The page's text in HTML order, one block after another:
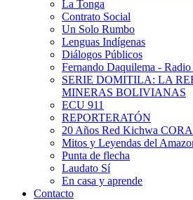
La Tonga
Contrato Social
Un Solo Rumbo
Lenguas Indígenas
Diálogos Públicos
Fernando Daquilema -
SERIE DOMITILA: LA
MINERAS BOLIVIANAS
ECU 911
REPORTERATÓN
20 Años Red Kichwa
Mitos y Leyendas del
Punta de flecha
Laudato Sí
En casa y aprende
Contacto